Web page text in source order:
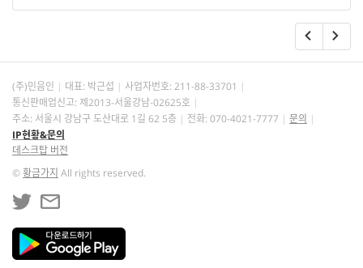
(주)민음인 대표: 박근섭 사업자번호: 211-88-33701
통신판매업신고: 제2013-서울강남-02625호
주소: 서울시 강남구 도산대로 1길 62 5층
전화: 070-4021-7777
문의
IP현황&문의
데스크탑 버전
©황금가지 All rights reserved.